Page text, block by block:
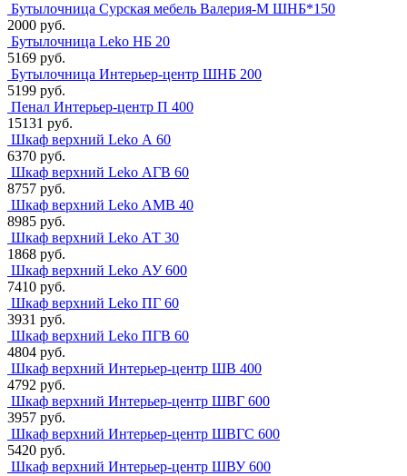
Бутылочница Сурская мебель Валерия-М ШНБ*150
2000 руб.
Бутылочница Leko НБ 20
5169 руб.
Бутылочница Интерьер-центр ШНБ 200
5199 руб.
Пенал Интерьер-центр П 400
15131 руб.
Шкаф верхний Leko А 60
6370 руб.
Шкаф верхний Leko АГВ 60
8757 руб.
Шкаф верхний Leko АМВ 40
8985 руб.
Шкаф верхний Leko АТ 30
1868 руб.
Шкаф верхний Leko АУ 600
7410 руб.
Шкаф верхний Leko ПГ 60
3931 руб.
Шкаф верхний Leko ПГВ 60
4804 руб.
Шкаф верхний Интерьер-центр ШВ 400
4792 руб.
Шкаф верхний Интерьер-центр ШВГ 600
3957 руб.
Шкаф верхний Интерьер-центр ШВГС 600
5420 руб.
Шкаф верхний Интерьер-центр ШВУ 600